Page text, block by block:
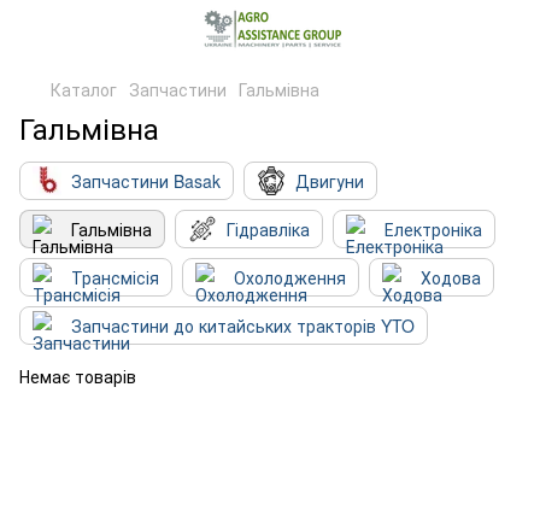
Каталог Запчастини Гальмівна
Гальмівна
Запчастини Basak
Двигуни
Гальмівна
Гідравліка
Електроніка
Трансмісія
Охолодження
Ходова
Запчастини до китайських тракторів YTO
Немає товарів